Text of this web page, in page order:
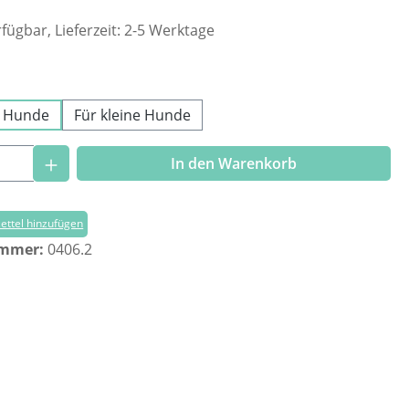
Lieferzeit: 2-5 Werktage
Für kleine Hunde
Anzahl: Gib den gewünschten Wert
In den Warenkorb
hinzufügen
0406.2